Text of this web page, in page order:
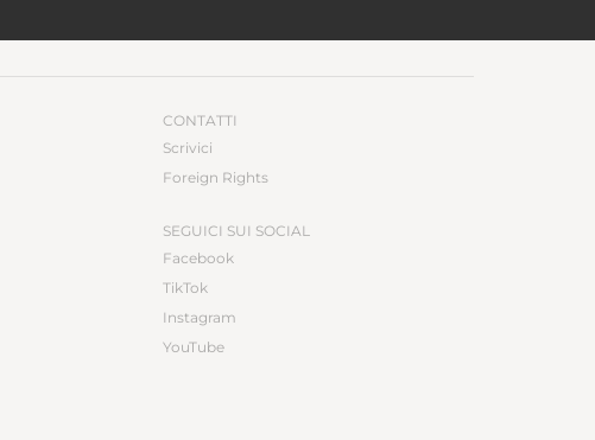
CONTATTI
Scrivici
Foreign Rights
SEGUICI SUI SOCIAL
Facebook
TikTok
Instagram
YouTube